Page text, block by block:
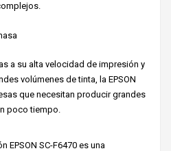
a su alta velocidad de impresión y
volúmenes de tinta, la EPSON
que necesitan producir grandes
poco tiempo.
EPSON SC-F6470 es una